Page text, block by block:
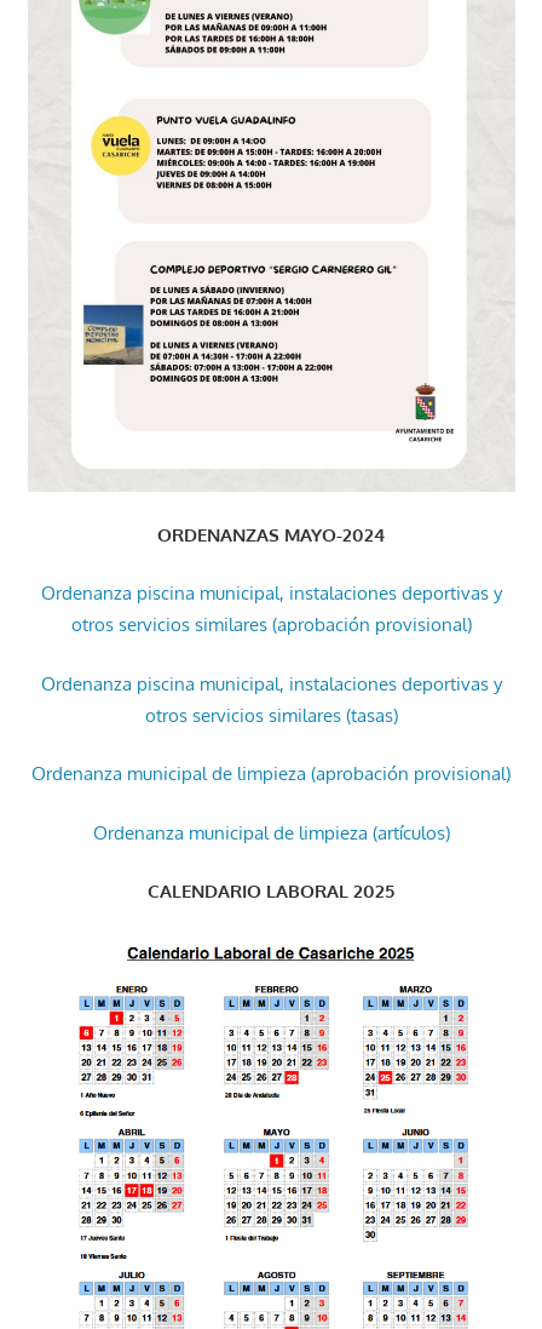
ORDENANZAS MAYO-2024
Ordenanza piscina municipal, instalaciones deportivas y
otros servicios similares (aprobación provisional)
Ordenanza piscina municipal, instalaciones deportivas y
otros servicios similares (tasas)
Ordenanza municipal de limpieza (aprobación provisional)
Ordenanza municipal de limpieza (artículos)
CALENDARIO LABORAL 2025